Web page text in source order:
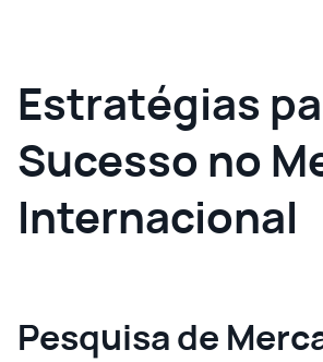
Estratégias
Sucesso no
Internacional
Pesquisa de